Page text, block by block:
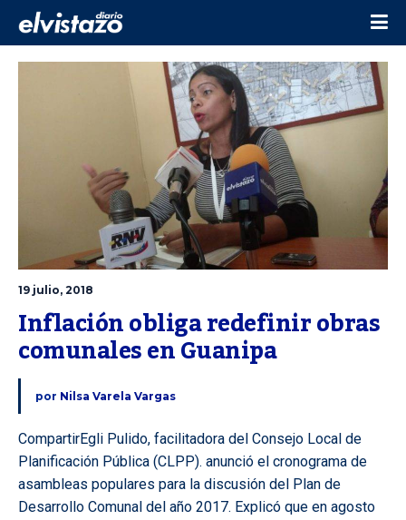
19 julio, 2018
Inflación obliga redefinir obras
comunales en Guanipa
por Nilsa Varela Vargas
CompartirEgli Pulido, facilitadora del Consejo Local de
Planificación Pública (CLPP). anunció el cronograma de
asambleas populares para la discusión del Plan de
Desarrollo Comunal del año 2017. Explicó que en agosto